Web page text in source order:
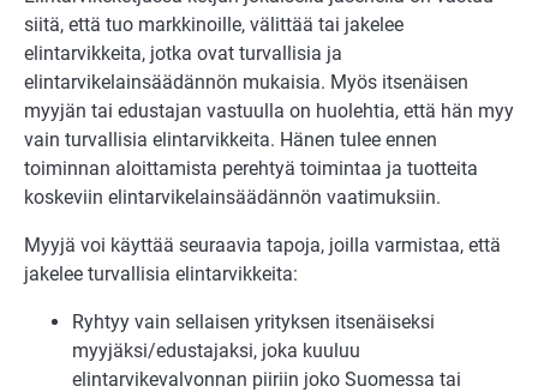
siitä, että tuo markkinoille, välittää tai jakelee
elintarvikkeita, jotka ovat turvallisia ja
elintarvikelainsäädännön mukaisia. Myös itsenäisen
myyjän tai edustajan vastuulla on huolehtia, että hän myy
vain turvallisia elintarvikkeita. Hänen tulee ennen
toiminnan aloittamista perehtyä toimintaa ja tuotteita
koskeviin elintarvikelainsäädännön vaatimuksiin.
Myyjä voi käyttää seuraavia tapoja, joilla varmistaa, että
jakelee turvallisia elintarvikkeita:
Ryhtyy vain sellaisen yrityksen itsenäiseksi
myyjäksi/edustajaksi, joka kuuluu
elintarvikevalvonnan piiriin joko Suomessa tai